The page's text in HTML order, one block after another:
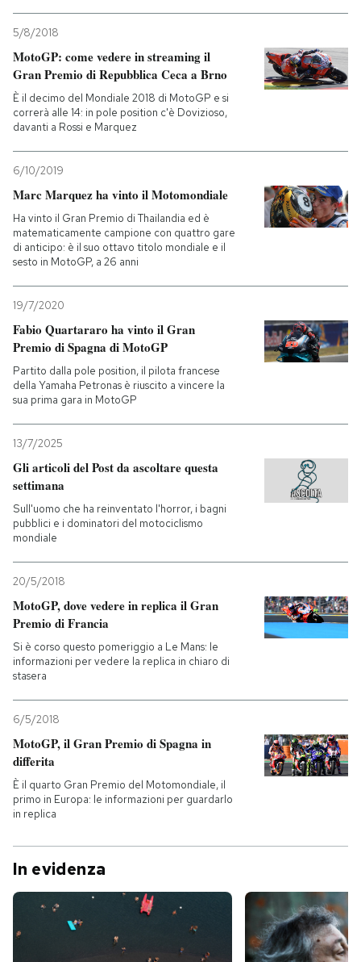
5/8/2018
MotoGP: come vedere in streaming il
Gran Premio di Repubblica Ceca a Brno
È il decimo del Mondiale 2018 di MotoGP e si
correrà alle 14: in pole position c'è Dovizioso,
davanti a Rossi e Marquez
6/10/2019
Marc Marquez ha vinto il Motomondiale
Ha vinto il Gran Premio di Thailandia ed è
matematicamente campione con quattro gare
di anticipo: è il suo ottavo titolo mondiale e il
sesto in MotoGP, a 26 anni
19/7/2020
Fabio Quartararo ha vinto il Gran
Premio di Spagna di MotoGP
Partito dalla pole position, il pilota francese
della Yamaha Petronas è riuscito a vincere la
sua prima gara in MotoGP
13/7/2025
Gli articoli del Post da ascoltare questa
settimana
Sull'uomo che ha reinventato l'horror, i bagni
pubblici e i dominatori del motociclismo
mondiale
20/5/2018
MotoGP, dove vedere in replica il Gran
Premio di Francia
Si è corso questo pomeriggio a Le Mans: le
informazioni per vedere la replica in chiaro di
stasera
6/5/2018
MotoGP, il Gran Premio di Spagna in
differita
È il quarto Gran Premio del Motomondiale, il
primo in Europa: le informazioni per guardarlo
in replica
In evidenza